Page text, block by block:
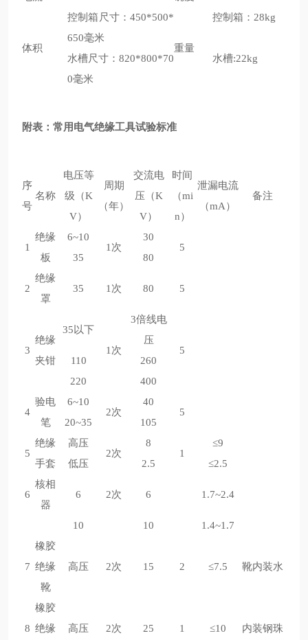
体积
控制箱尺寸：450*500*
650毫米
重量
控制箱：28kg
水槽尺寸：820*800*70
0毫米
水槽:22kg
附表：常用电气绝缘工具试验标准
序
号
名称
电压等
级（K
V）
周期
（年）
交流电
压（K
V）
时间
（mi
n）
泄漏电流
（mA）
备注
1
绝缘
板
6~10
1次
30
5
35
80
2
绝缘
罩
35 1次 80 5
3
绝缘
夹钳
35以下
1次
3倍线电
压
5
110
260
220
400
4
验电
笔
6~10
2次
40
5
20~35
105
5
绝缘
手套
高压
2次
8
1
≤9
低压
2.5 ≤2.5
6
核相
器
6 2次 6 1.7~2.4
10 10 1.4~1.7
7
橡胶
绝缘
靴
高压 2次 15 2 ≤7.5 靴内装水
8
橡胶
绝缘
高压 2次 25 1 ≤10 内装钢珠